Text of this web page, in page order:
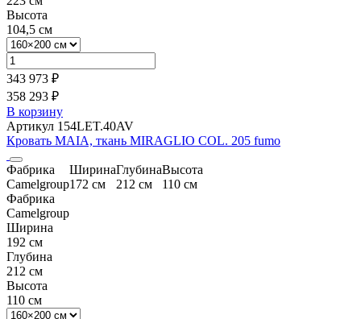
Высота
104,5 см
343 973 ₽
358 293 ₽
В корзину
Артикул 154LET.40AV
Кровать MAIA, ткань MIRAGLIO COL. 205 fumo
Фабрика
Camelgroup
Ширина
172 см
Глубина
212 см
Высота
110 см
Фабрика
Camelgroup
Ширина
192 см
Глубина
212 см
Высота
110 см